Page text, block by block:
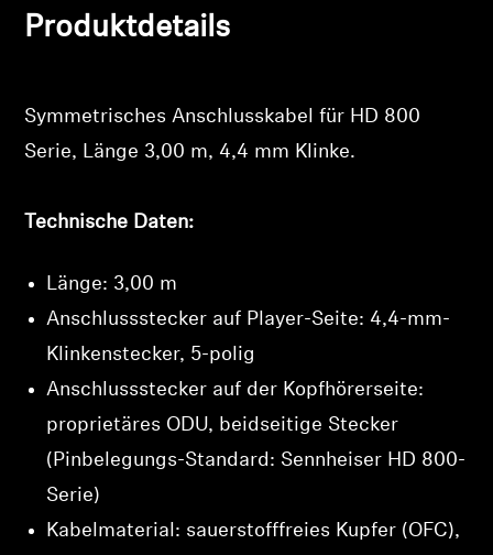
Produktdetails
Symmetrisches Anschlusskabel für HD 800
Serie, Länge 3,00 m, 4,4 mm Klinke.
Technische Daten:
Länge: 3,00 m
Anschlussstecker auf Player-Seite: 4,4-mm-
Klinkenstecker, 5-polig
Anschlussstecker auf der Kopfhörerseite:
proprietäres ODU, beidseitige Stecker
(Pinbelegungs-Standard: Sennheiser HD 800-
Serie)
Kabelmaterial: sauerstofffreies Kupfer (OFC),
gespeicherten Artikel anzuzeigen.
Login